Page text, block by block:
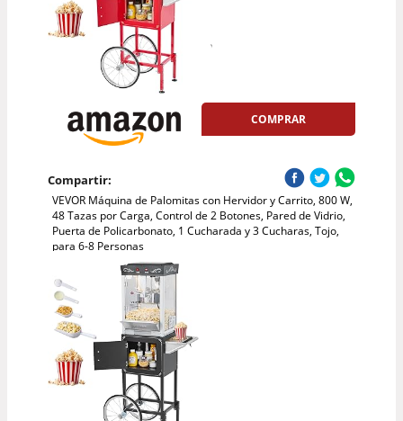
COMPRAR
Compartir:
VEVOR Máquina de Palomitas con Hervidor y Carrito, 800 W,
48 Tazas por Carga, Control de 2 Botones, Pared de Vidrio,
Puerta de Policarbonato, 1 Cucharada y 3 Cucharas, Tojo,
para 6-8 Personas